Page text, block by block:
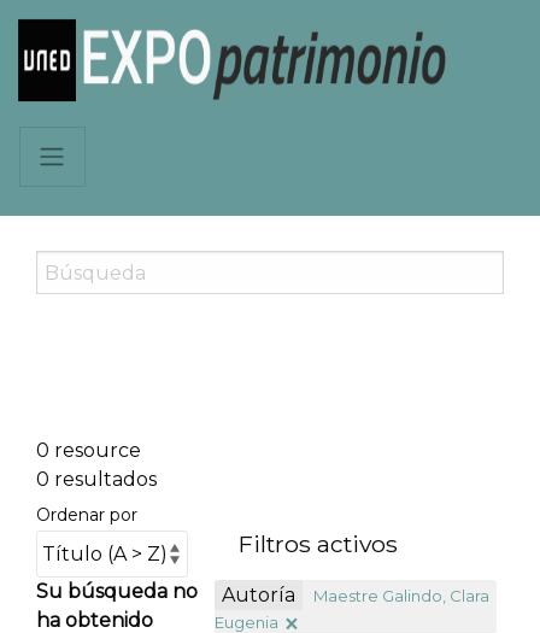
0 resource
0 resultados
Ordenar por
Su búsqueda no
ha obtenido
Filtros activos
Autoría
Maestre Galindo, Clara
Eugenia